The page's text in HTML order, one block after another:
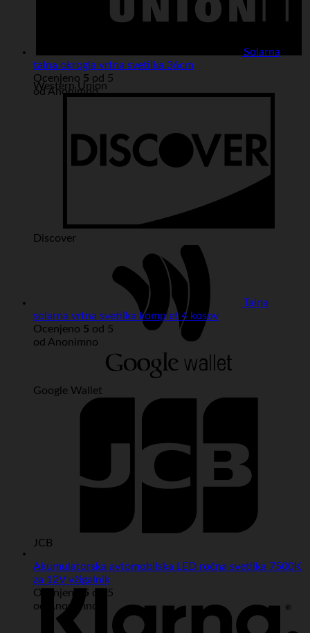
Western Union
Discover
Google Wallet
JCB
Solarna
talna okrogla vrtna svetilka 36cm
Ocenjeno 5 od 5
od Anonimno
Talna
solarna vrtna svetilka komplet 4 kosov
Ocenjeno 5 od 5
od Anonimno
Akumulatorska avtomobilska LED ročna svetilka 7500K
za 12V vžigalnik
Ocenjeno
5 od 5
od Anonimno